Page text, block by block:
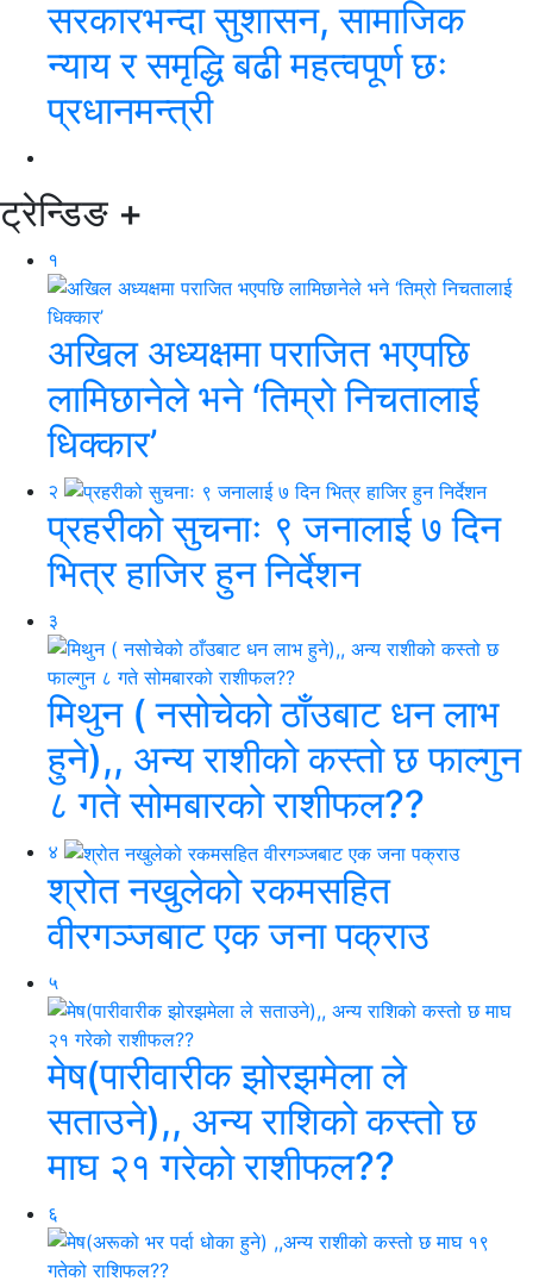
सरकारभन्दा सुशासन, सामाजिक
न्याय र समृद्धि बढी महत्वपूर्ण छः
प्रधानमन्त्री
ट्रेन्डिङ +
१
अखिल अध्यक्षमा पराजित भएपछि
लामिछानेले भने ‘तिम्रो निचतालाई
धिक्कार’
२
प्रहरीको सुचनाः ९ जनालाई ७ दिन
भित्र हाजिर हुन निर्देशन
३
मिथुन ( नसोचेको ठाँउबाट धन लाभ
हुने),, अन्य राशीको कस्तो छ फाल्गुन
८ गते सोमबारको राशीफल??
४
श्रोत नखुलेको रकमसहित
वीरगञ्जबाट एक जना पक्राउ
५
मेष(पारीवारीक झोरझमेला ले
सताउने),, अन्य राशिको कस्तो छ
माघ २१ गरेको राशीफल??
६